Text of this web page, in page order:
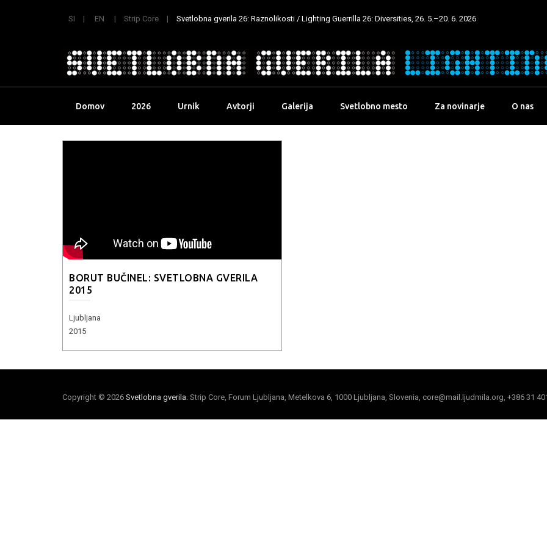
SI EN Strip Core Svetlobna gverila 26: Raznolikosti / Lighting Guerrilla 26: Diversities, 26. 5.–20. 6. 2026
Domov 2026 Urnik Avtorji Galerija Svetlobno mesto Za novinarje O nas
BORUT BUČINEL: SVETLOBNA GVERILA
2015
Ljubljana
2015
Copyright © 2026 Svetlobna gverila. Strip Core, Forum Ljubljana, Metelkova 6, 1000 Ljubljana, Slovenia, core@mail.ljudmila.org, +386 31